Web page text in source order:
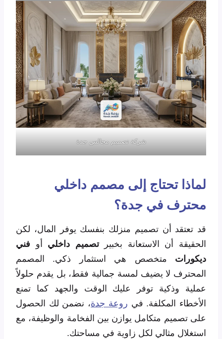
شركة تصميم مجالس جدة
لماذا تحتاج إلى مصمم داخلي
محترف في جدة؟
قد تعتقد أن تصميم منزلك بنفسك يوفر المال، لكن
الحقيقة أن الاستعانة بخبيرتصميم داخلي أو فني
ديكورات متخصص هي استثمار ذكي. المصمم
المحترف لا يضيف لمسة جمالية فقط، بل يقدم حلولاً
عملية وذكية توفر عليك الوقت والجهد كما تمنع
الأخطاء المكلفة. في روعة جدة، نضمن لك الحصول
على تصميم متكامل يوازن بين الفخامة والوظيفة، مع
استغلال مثالي لكل زاوية في مساحتك.